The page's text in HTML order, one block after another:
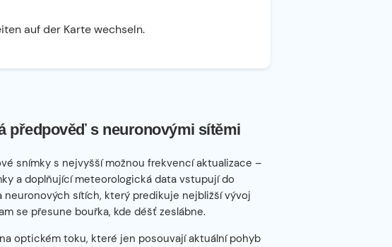
auf der Karte wechseln.
předpověď s neuronovými sítěmi
snímky s nejvyšší možnou frekvencí aktualizace –
a doplňující meteorologická data vstupují do
neuronových sítích, který predikuje nejbližší vývoj
se přesune bouřka, kde déšť zeslábne.
optickém toku, které jen posouvají aktuální pohyb